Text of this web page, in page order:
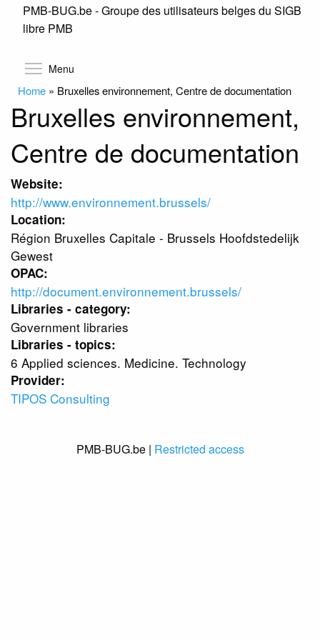
Skip
PMB-BUG.be - Groupe des utilisateurs belges du SIGB
libre PMB
Menu
Home » Bruxelles environnement, Centre de documentation
Bruxelles environnement,
Centre de documentation
Website:
http://www.environnement.brussels/
Location:
Région Bruxelles Capitale - Brussels Hoofdstedelijk
Gewest
OPAC:
http://document.environnement.brussels/
Libraries - category:
Government libraries
Libraries - topics:
6 Applied sciences. Medicine. Technology
Provider:
TIPOS Consulting
PMB-BUG.be | Restricted access